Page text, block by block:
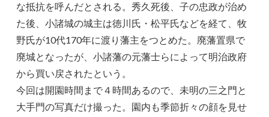
な抵抗を呼んだとされる。秀久死後、子の忠政が治め
た後、小諸城の城主は徳川氏・松平氏などを経て、牧
野氏が10代170年に渡り藩主をつとめた。廃藩置県で
廃城となったが、小諸藩の元藩士らによって明治政府
から買い戻されたという。
今回は開園時間まで４時間あるので、未明の三之門と
大手門の写真だけ撮った。園内も季節折々の顔を見せ